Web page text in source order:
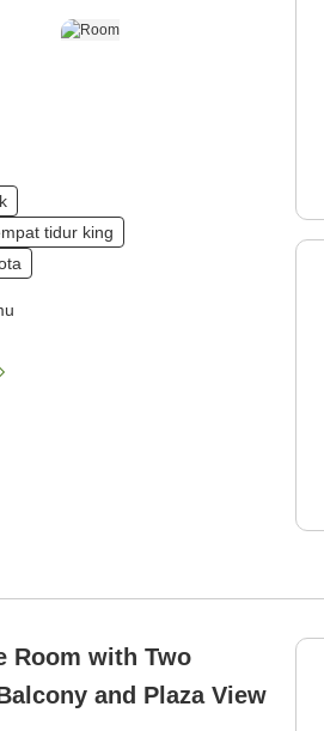
tidur king
Room with Two
and Plaza View